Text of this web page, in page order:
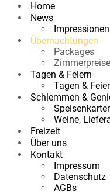
Home
News
Impressionen
Übernachtungen
Packages
Zimmerpreise
Tagen & Feiern
Tagen &
Schlemmen &
Weine,
Freizeit
Über uns
Kontakt
Impressum
Datenschutz
AGBs